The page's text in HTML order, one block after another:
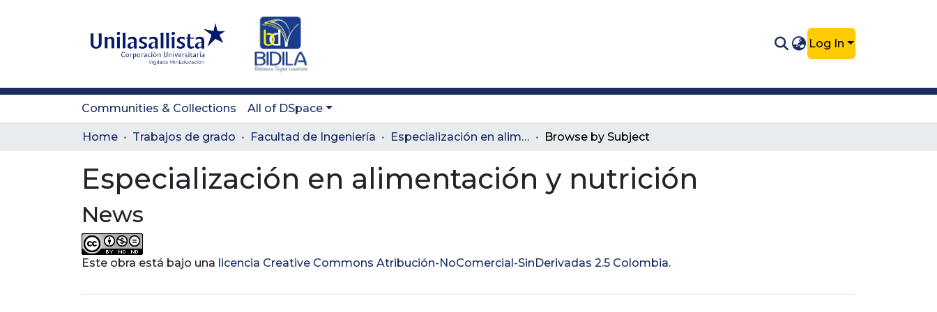
Log In
Communities & Collections All of DSpace
Home Trabajos de grado Facultad de Ingeniería Especialización en alimentación y nutrición Browse by Subject
Especialización en alimentación y nutrición
News
Este obra está bajo una licencia Creative Commons Atribución-NoComercial-SinDerivadas 2.5 Colombia.